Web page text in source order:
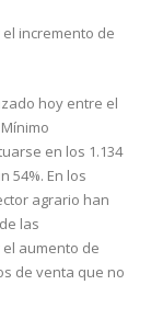
incremento de
hoy entre el
en los 1.134
54%. En los
agrario han
las
aumento de
de venta que no